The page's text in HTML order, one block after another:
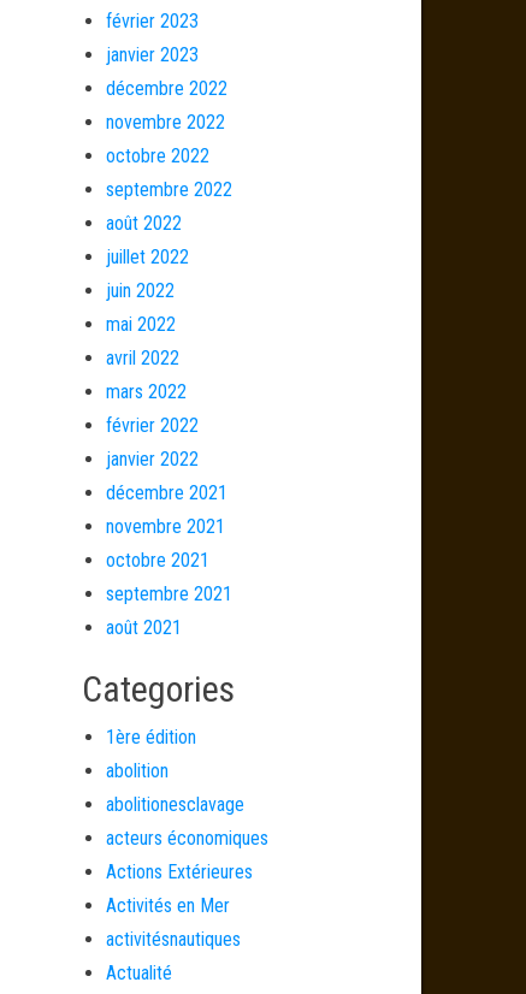
février 2023
janvier 2023
décembre 2022
novembre 2022
octobre 2022
septembre 2022
août 2022
juillet 2022
juin 2022
mai 2022
avril 2022
mars 2022
février 2022
janvier 2022
décembre 2021
novembre 2021
octobre 2021
septembre 2021
août 2021
Categories
1ère édition
abolition
abolitionesclavage
acteurs économiques
Actions Extérieures
Activités en Mer
activitésnautiques
Actualité